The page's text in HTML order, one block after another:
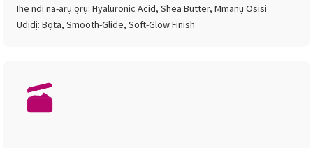
Ihe ndị na-arụ ọrụ: Hyaluronic Acid, Shea Butter, Mmanụ Osisi
Ụdịdị: Bọta, Smooth-Glide, Soft-Glow Finish